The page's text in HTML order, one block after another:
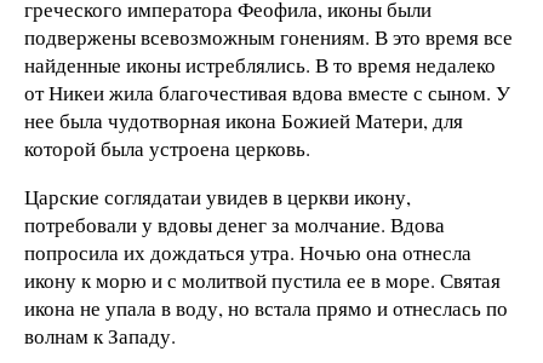
греческого императора Феофила, иконы были
подвержены всевозможным гонениям. В это время все
найденные иконы истреблялись. В то время недалеко
от Никеи жила благочестивая вдова вместе с сыном. У
нее была чудотворная икона Божией Матери, для
которой была устроена церковь.
Царские соглядатаи увидев в церкви икону,
потребовали у вдовы денег за молчание. Вдова
попросила их дождаться утра. Ночью она отнесла
икону к морю и с молитвой пустила ее в море. Святая
икона не упала в воду, но встала прямо и отнеслась по
волнам к Западу.